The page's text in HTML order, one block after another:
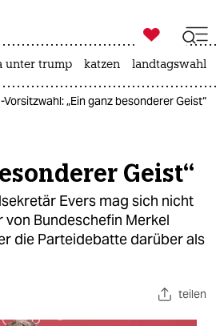
zahl ich
ich

taz zahl ich
unter trump katzen landtagswahl
Vorsitzwahl: „Ein ganz besonderer Geist“
Geist“
Evers mag sich nicht
Bundeschefin Merkel
die Parteidebatte darüber als
teilen